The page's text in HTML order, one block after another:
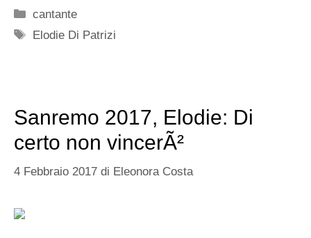
Categorie
cantante
Tag
Elodie Di Patrizi
Sanremo 2017, Elodie: Di
certo non vincerÃ²
4 Febbraio 2017 di Eleonora Costa